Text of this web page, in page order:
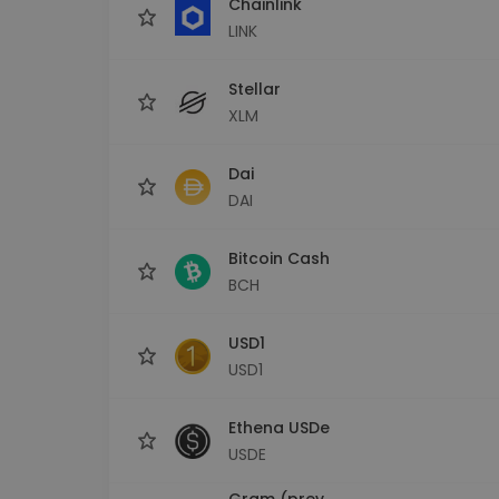
LINK
Stellar
XLM
Dai
DAI
Bitcoin Cash
BCH
USD1
USD1
Ethena USDe
USDE